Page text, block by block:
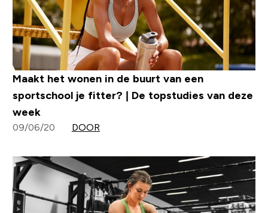
Maakt het wonen in de buurt van een
sportschool je fitter? | De topstudies van deze
week
09/06/20 DOOR